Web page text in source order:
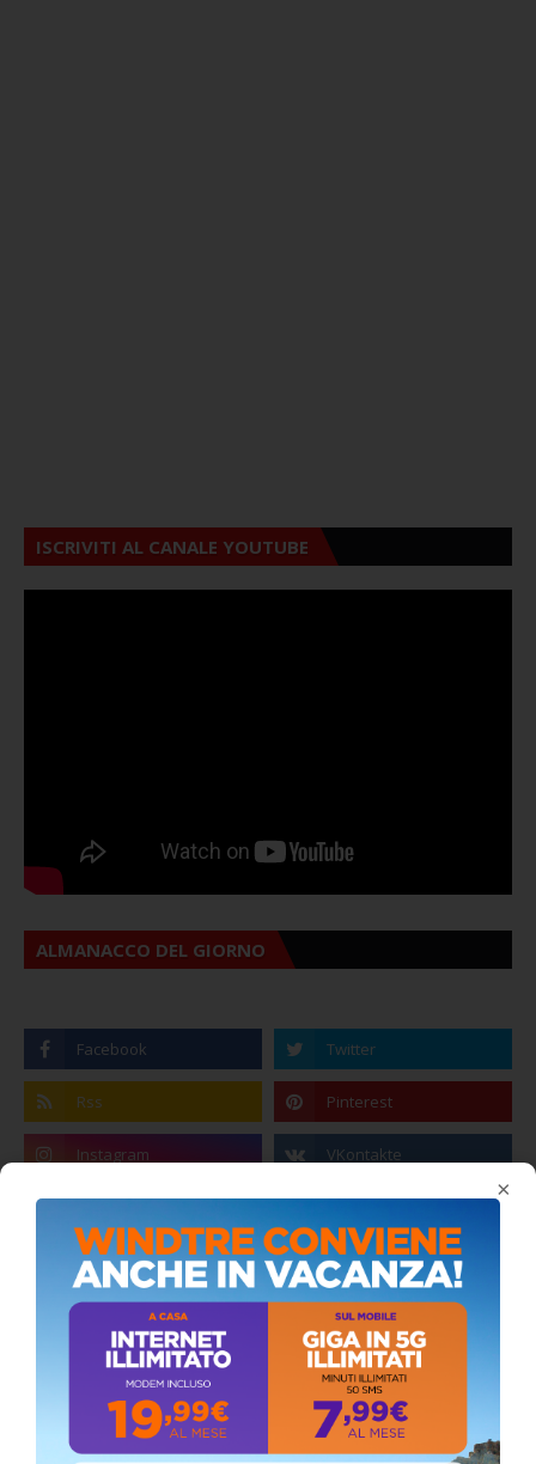
×
ISCRIVITI AL CANALE YOUTUBE
ALMANACCO DEL GIORNO
Coronavirus: messaggio del Sindaco Zambito
Domenica, Novembre 22, 2020
Circolo della stampa, terzo appuntamento
con il giornalista Giacinto Pipitone
Martedì, Agosto 04, 2026